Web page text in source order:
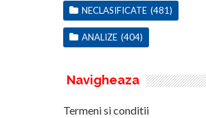
NECLASIFICATE (481)
ANALIZE (404)
Navigheaza
Termeni si conditii